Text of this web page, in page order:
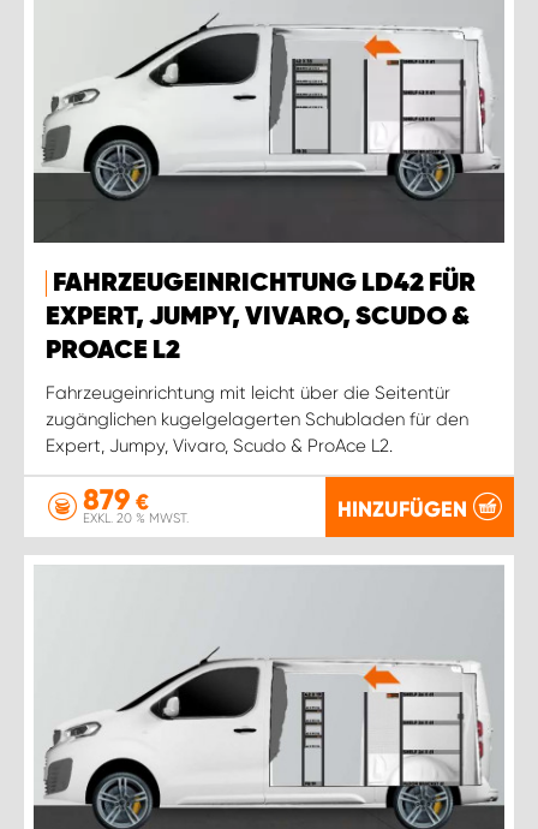
FAHRZEUGEINRICHTUNG LD42 FÜR
EXPERT, JUMPY, VIVARO, SCUDO &
PROACE L2
Fahrzeugeinrichtung mit leicht über die Seitentür
zugänglichen kugelgelagerten Schubladen für den
Expert, Jumpy, Vivaro, Scudo & ProAce L2.
879 €
EXKL. 20 % MWST. HINZUFÜGEN